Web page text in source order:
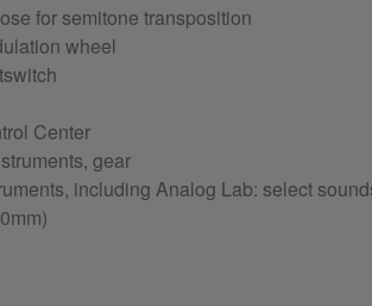
for semitone transposition
wheel
Center
gear
including Analog Lab: select